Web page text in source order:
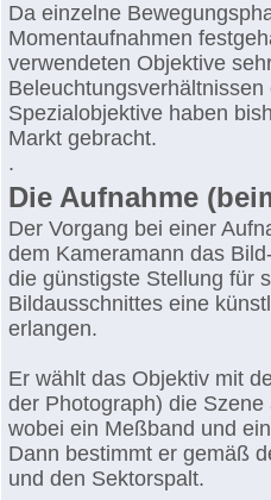
Da einzelne
Momentaufnahmen
verwendeten Objektive
Spezialobjektive haben
Markt gebracht.
.
Die Aufnahme
Der Vorgang bei einer
dem Kameramann das
die günstigste Stellung für
Bildausschnittes eine
erlangen.
Er wählt das Objektiv mit
der Photograph) die
wobei ein Meßband und
Dann bestimmt er gemäß
und den Sektorspalt.